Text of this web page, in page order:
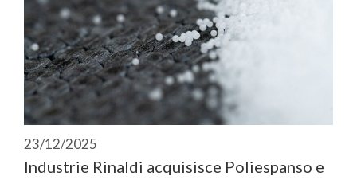
23/12/2025
Industrie Rinaldi acquisisce Poliespanso e